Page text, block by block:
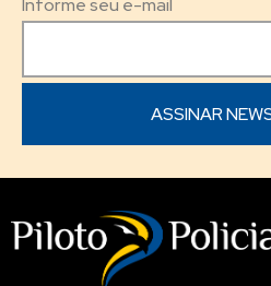
Informe seu e-mail